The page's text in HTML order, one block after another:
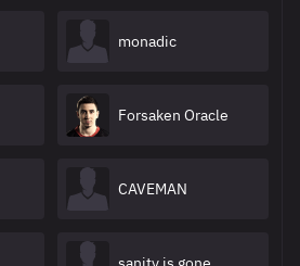
monadic
Forsaken Oracle
CAVEMAN